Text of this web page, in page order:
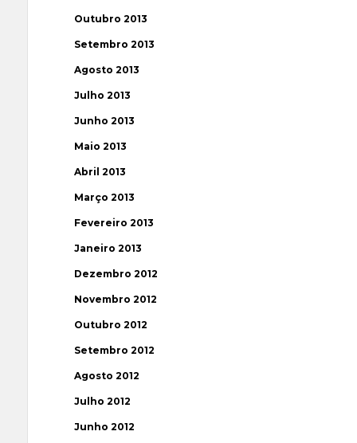
Outubro 2013
Setembro 2013
Agosto 2013
Julho 2013
Junho 2013
Maio 2013
Abril 2013
Março 2013
Fevereiro 2013
Janeiro 2013
Dezembro 2012
Novembro 2012
Outubro 2012
Setembro 2012
Agosto 2012
Julho 2012
Junho 2012